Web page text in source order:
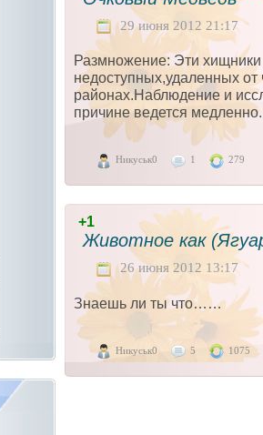
29 июня 2012 21:17
Размножение: Эти
недоступных,удаленных от
районах.Наблюдение и
причине ведется
Никуськ0 1 279
+1
Животное как
26 июня 2012 13:17
Знаешь ли ты что……
Никуськ0 5 1075